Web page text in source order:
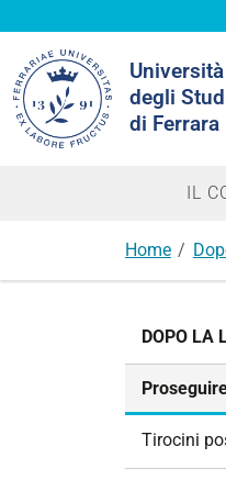
Università
degli
di Ferrara
nel
sito
IL
Home
DOPO LA
Tirocini